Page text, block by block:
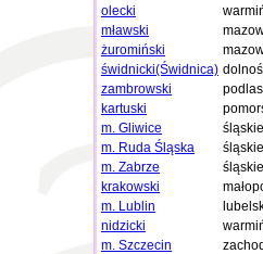
olecki
mławski
żuromiński
świdnicki(Świdnica)
zambrowski
kartuski
m. Gliwice
śląskie
m. Ruda Śląska
śląskie
m. Zabrze
śląskie
krakowski
m. Lublin
nidzicki
m. Szczecin